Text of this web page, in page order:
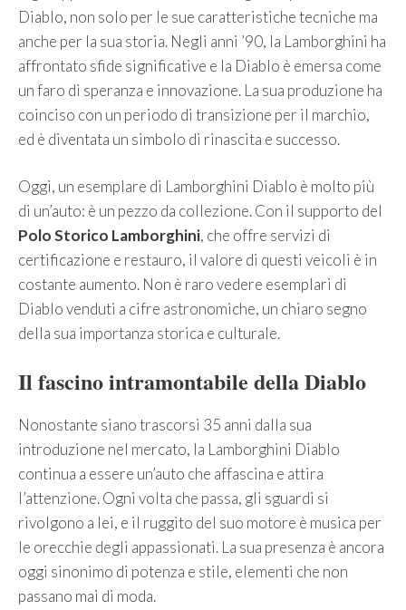
Diablo, non solo per le sue caratteristiche tecniche ma
anche per la sua storia. Negli anni ’90, la Lamborghini ha
affrontato sfide significative e la Diablo è emersa come
un faro di speranza e innovazione. La sua produzione ha
coinciso con un periodo di transizione per il marchio,
ed è diventata un simbolo di rinascita e successo.
Oggi, un esemplare di Lamborghini Diablo è molto più
di un’auto: è un pezzo da collezione. Con il supporto del
Polo Storico Lamborghini, che offre servizi di
certificazione e restauro, il valore di questi veicoli è in
costante aumento. Non è raro vedere esemplari di
Diablo venduti a cifre astronomiche, un chiaro segno
della sua importanza storica e culturale.
Il fascino intramontabile della Diablo
Nonostante siano trascorsi 35 anni dalla sua
introduzione nel mercato, la Lamborghini Diablo
continua a essere un’auto che affascina e attira
l’attenzione. Ogni volta che passa, gli sguardi si
rivolgono a lei, e il ruggito del suo motore è musica per
le orecchie degli appassionati. La sua presenza è ancora
oggi sinonimo di potenza e stile, elementi che non
passano mai di moda.